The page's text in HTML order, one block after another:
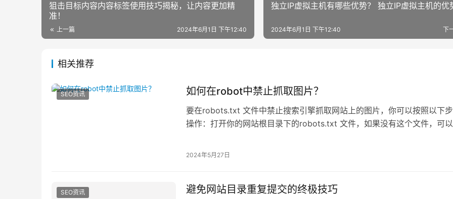
狙击目标内容内容标签使用技巧揭秘，让内容更加精
准！
上一篇 2024年6月1日 下午12:40
独立IP虚拟主机有哪些优势？ 独立IP虚拟主机的优
下
2024年6月1日 下午12:40
相关推荐
SEO资讯 如何在robot中禁止抓取图片？
要在robots.txt 文件中禁止搜索引擎抓取网站上的图片，你可以按照以下
操作：打开你的网站根目录下的robots.txt 文件，如果没有这个文件，可以
2024年5月27日
SEO资讯 避免网站目录重复提交的终极技巧